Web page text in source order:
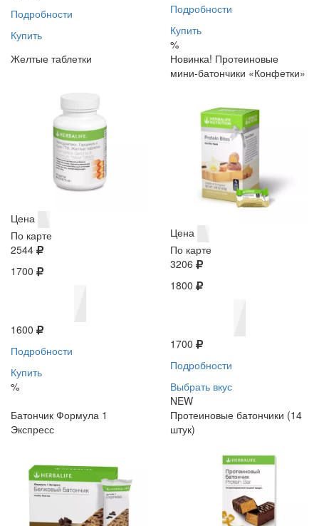
Подробности
Купить
Подробности
Купить
%
Желтые таблетки
Цена
По карте
2544
1700
1600
Подробности
Купить
%
Новинка! Протеиновые
мини-батончики «Конфетки»
Цена
По карте
3206
1800
1700
Подробности
Выбрать вкус
NEW
Батончик Формула 1
Экспресс
Протеиновые батончики (14
штук)